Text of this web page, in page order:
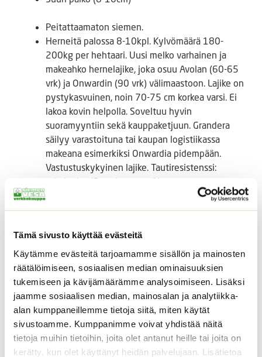
Tämä sivusto käyttää evästeitä
Käytämme evästeitä tarjoamamme sisällön ja mainosten
räätälöimiseen, sosiaalisen median ominaisuuksien
tukemiseen ja kävijämäärämme analysoimiseen. Lisäksi
jaamme sosiaalisen median, mainosalan ja analytiikka-
alan kumppaneillemme tietoja siitä, miten käytät
sivustoamme. Kumppanimme voivat yhdistää näitä
tietoja muihin tietoihin, joita olet antanut heille tai joita on
kerätty, kun olet käyttänyt heidän palvelujaan. Lisätietoa
Peitattaamaton siemen.
Herneitä palossa 8-10kpl. Kylvömäärä 180-
200kg per hehtaari. Uusi melko varhainen ja
makeahko hernelajike, joka osuu Avolan (60-65
vrk) ja Onwardin (90 vrk) välimaastoon. Lajike on
pystykasvuinen, noin 70-75 cm korkea varsi. Ei
lakoa kovin helpolla. Soveltuu hyvin
suoramyyntiin sekä kauppaketjuun. Grandera
säilyy varastoituna tai kaupan logistiikassa
makeana esimerkiksi Onwardia pidempään.
Vastustuskykyinen lajike. Tautiresistenssi:
taimipolte (Fusarium oxy. 1).
Tutustu myös